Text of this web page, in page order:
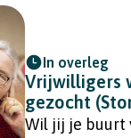
In overleg
Vrijwilligers
gezocht
Wil jij je buurt